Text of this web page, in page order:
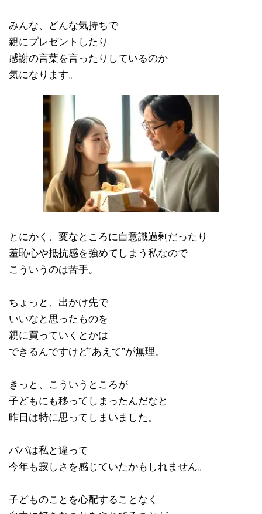
みんな、どんな気持ちで
親にプレゼントしたり
感謝の言葉を言ったりしているのか
気になります。
とにかく、変なところに自意識過剰だったり
羞恥心や抵抗感を強めてしまう私なので
こういうのは苦手。
ちょっと、出かけ先で
いいなと思ったものを
親に買っていくとかは
できるんですけど”あえて”が無理。
きっと、こういうところが
子どもにも移ってしまったんだなと
昨日は特に思ってしまいました。
パパは私と違って
今年も寂しさを感じていたかもしれません。
子どものことを心配することなく